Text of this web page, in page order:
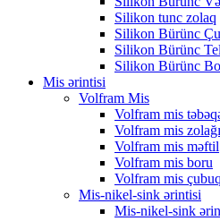
Silikon tunc zolaq
Silikon Bürünc
Silikon Bürünc Tel
Silikon Bürünc
Mis ərintisi
Volfram Mis
Volfram mis
Volfram mis zolağı
Volfram mis məftil
Volfram mis boru
Volfram mis çubuq
Mis-nikel-sink ərintisi
Mis-nikel-sink